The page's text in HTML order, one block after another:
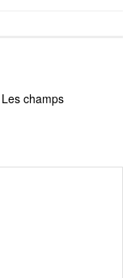
Les champs